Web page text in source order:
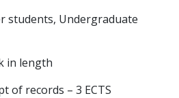
students, Undergraduate
in length
of records – 3 ECTS